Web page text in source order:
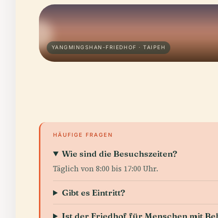
YANGMINGSHAN-FRIEDHOF · TAIPEH
HÄUFIGE FRAGEN
Wie sind die Besuchszeiten?
Täglich von 8:00 bis 17:00 Uhr.
Gibt es Eintritt?
Ist der Friedhof für Menschen mit